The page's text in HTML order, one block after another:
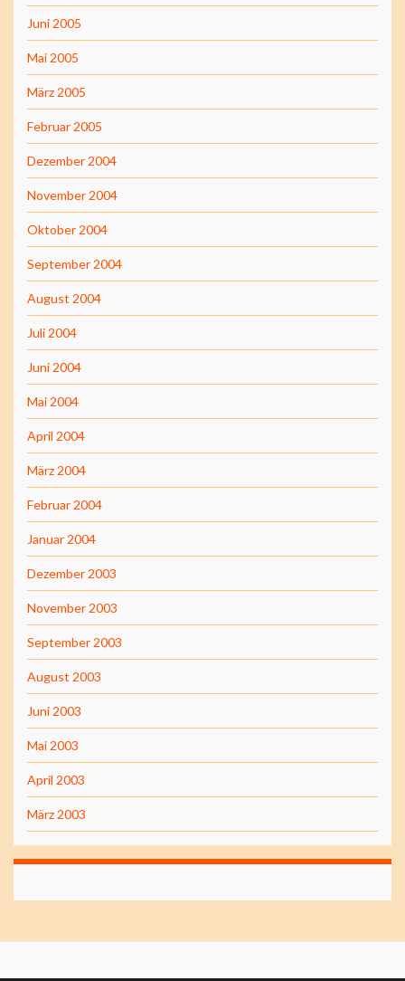
Juni 2005
Mai 2005
März 2005
Februar 2005
Dezember 2004
November 2004
Oktober 2004
September 2004
August 2004
Juli 2004
Juni 2004
Mai 2004
April 2004
März 2004
Februar 2004
Januar 2004
Dezember 2003
November 2003
September 2003
August 2003
Juni 2003
Mai 2003
April 2003
März 2003